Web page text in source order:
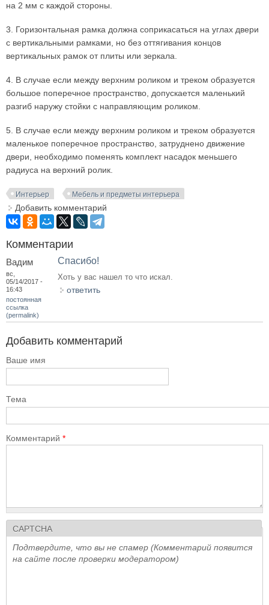
на 2 мм с каждой стороны.
3. Горизонтальная рамка должна соприкасаться на углах двери
с вертикальными рамками, но без оттягивания концов
вертикальных рамок от плиты или зеркала.
4. В случае если между верхним роликом и треком образуется
большое поперечное пространство, допускается маленький
разгиб наружу стойки с направляющим роликом.
5. В случае если между верхним роликом и треком образуется
маленькое поперечное пространство, затруднено движение
двери, необходимо поменять комплект насадок меньшего
радиуса на верхний ролик.
Интерьер Мебель и предметы интерьера
Добавить комментарий
Комментарии
Вадим
вс,
05/14/2017 -
16:43
постоянная
ссылка
(permalink)
Спасибо!
Хоть у вас нашел то что искал.
ответить
Добавить комментарий
Ваше имя
Тема
Комментарий *
CAPTCHA
Подтвердите, что вы не спамер (Комментарий появится
на сайте после проверки модератором)